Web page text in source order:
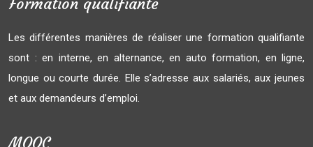
Formation qualifiante
Les différentes manières de réaliser une formation qualifiante
sont : en interne, en alternance, en auto formation, en ligne,
longue ou courte durée. Elle s’adresse aux salariés, aux jeunes
et aux demandeurs d’emploi.
MOOC